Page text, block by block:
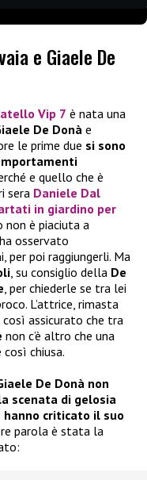
e Giaele De
Vip 7 è nata una
De Donà e
le prime due si sono
e quello che è
sera Daniele Dal
in giardino per
non è piaciuta a
osservato
per poi raggiungerli. Ma
, su consiglio della De
, per chiederle se tra lei
L’attrice, rimasta
così assicurato che tra
non c’è altro che una
chiusa.
De Donà non
scenata di gelosia
criticato il suo
parola è stata la